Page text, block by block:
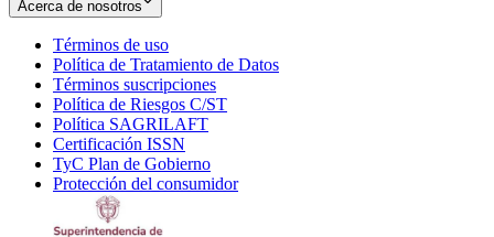
Acerca de nosotros
Términos de uso
in
new
window
Política de Tratamiento de Datos
Términos suscripciones
in
Política de Riesgos C/ST
Política SAGRILAFT
new
window
Certificación ISSN
in
new
TyC Plan de Gobierno
in
Protección del consumidorOpens